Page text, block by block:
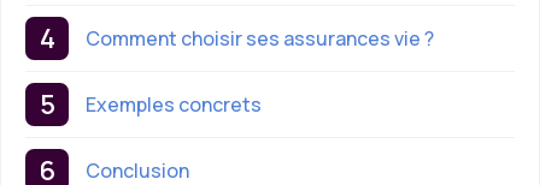
Comment choisir ses assurances vie ?
Exemples concrets
Conclusion